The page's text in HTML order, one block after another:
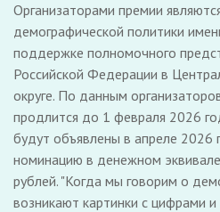
Организаторами премии
демографической политики
поддержке полномочного
Российской Федерации в
округе. По данным
продлится до 1 февраля 2026
будут объявлены в апреле 2026
номинацию в денежном
рублей. "Когда мы говорим о
возникают картинки с цифрами